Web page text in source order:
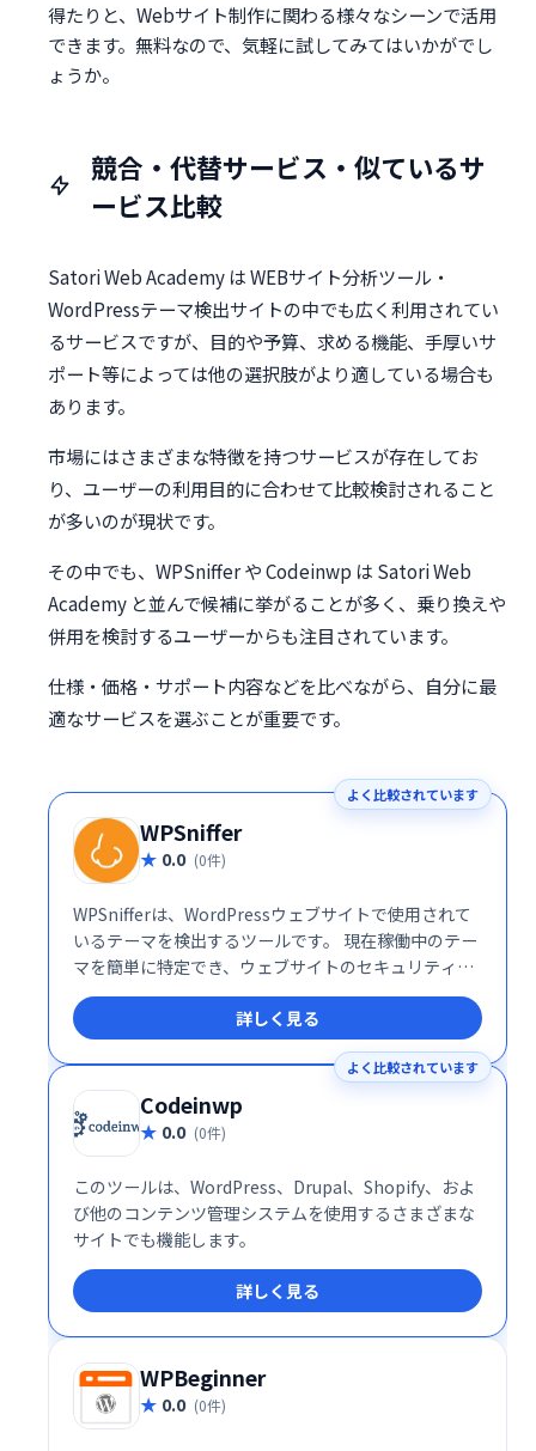
得たりと、Webサイト制作に関わる様々なシーンで活用
できます。無料なので、気軽に試してみてはいかがでし
ょうか。
競合・代替サービス・似ているサ
ービス比較
Satori Web Academy は WEBサイト分析ツール・
WordPressテーマ検出サイトの中でも広く利用されてい
るサービスですが、目的や予算、求める機能、手厚いサ
ポート等によっては他の選択肢がより適している場合も
あります。
市場にはさまざまな特徴を持つサービスが存在してお
り、ユーザーの利用目的に合わせて比較検討されること
が多いのが現状です。
その中でも、WPSniffer や Codeinwp は Satori Web
Academy と並んで候補に挙がることが多く、乗り換えや
併用を検討するユーザーからも注目されています。
仕様・価格・サポート内容などを比べながら、自分に最
適なサービスを選ぶことが重要です。
よく比較されています
WPSniffer
0.0 (0件)
WPSnifferは、WordPressウェブサイトで使用されて
いるテーマを検出するツールです。 現在稼働中のテー
マを簡単に特定でき、ウェブサイトのセキュリティや
保守管理に役立ちます。 複雑な設定は不要で、迅速か
つ正確にテーマ情報を取得できます。
詳しく見る
よく比較されています
Codeinwp
0.0 (0件)
このツールは、WordPress、Drupal、Shopify、およ
び他のコンテンツ管理システムを使用するさまざまな
サイトでも機能します。
詳しく見る
WPBeginner
0.0 (0件)